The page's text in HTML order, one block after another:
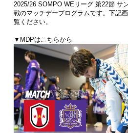
2025/26 SOMPO WEリーグ 第22節 サ
戦のマッチデープログラムです。下記
覧ください。
▼MDPはこちらから